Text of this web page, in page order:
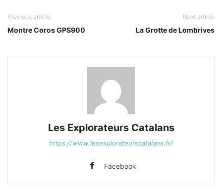
Previous article
Montre Coros GPS900
Next article
La Grotte de Lombrives
Les Explorateurs Catalans
https://www.lesexplorateurscatalans.fr/
Facebook